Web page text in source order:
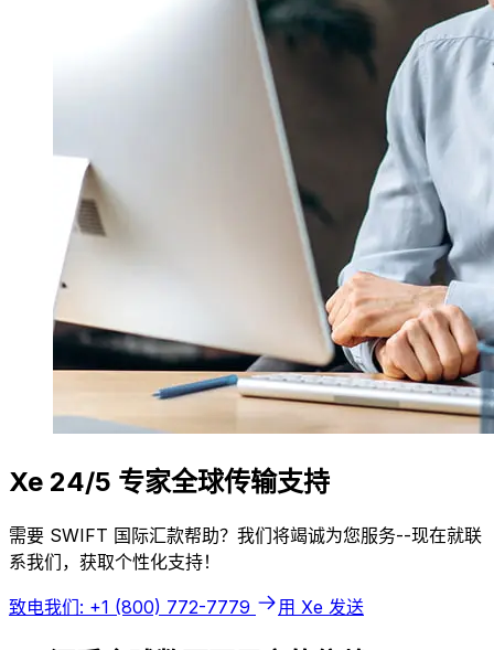
Xe 24/5 专家全球传输支持
需要 SWIFT 国际汇款帮助？我们将竭诚为您服务--现在就联
系我们，获取个性化支持！
致电我们: +1 (800) 772-7779 用 Xe 发送